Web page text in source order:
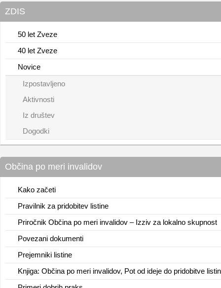
ZDIS
50 let Zveze
40 let Zveze
Novice
Izpostavljeno
Aktivnosti
Iz društev
Dogodki
Občina po meri invalidov
Kako začeti
Pravilnik za pridobitev listine
Priročnik Občina po meri invalidov – Izziv za lokalno skupnost
Povezani dokumenti
Prejemniki listine
Knjiga: Občina po meri invalidov, Pot od ideje do pridobitve